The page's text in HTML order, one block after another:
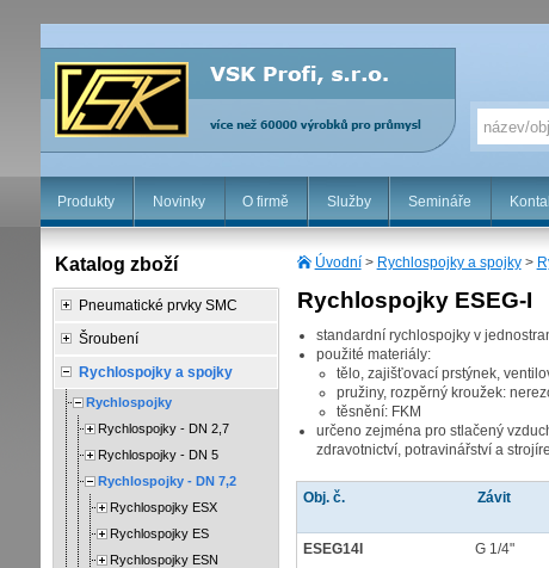
Produkty Novinky O firmě Služby Semináře
Úvodní> Rychlospojky a spojky>
Rychlospojky ESEG-I
standardní rychlospojky v
použité materiály:
tělo, zajišťovací prstýnek,
pružiny, rozpěrný kroužek:
těsnění: FKM
určeno zejména pro stlačený
zdravotnictví, potravinářství a
Obj. č. Závit
ESEG14I G 1/4"
Katalog zboží
Pneumatické prvky SMC
Šroubení
Rychlospojky a spojky
Rychlospojky
Rychlospojky - DN 2,7
Rychlospojky - DN 5
Rychlospojky - DN 7,2
Rychlospojky ESX
Rychlospojky ES
Rychlospojky ESN